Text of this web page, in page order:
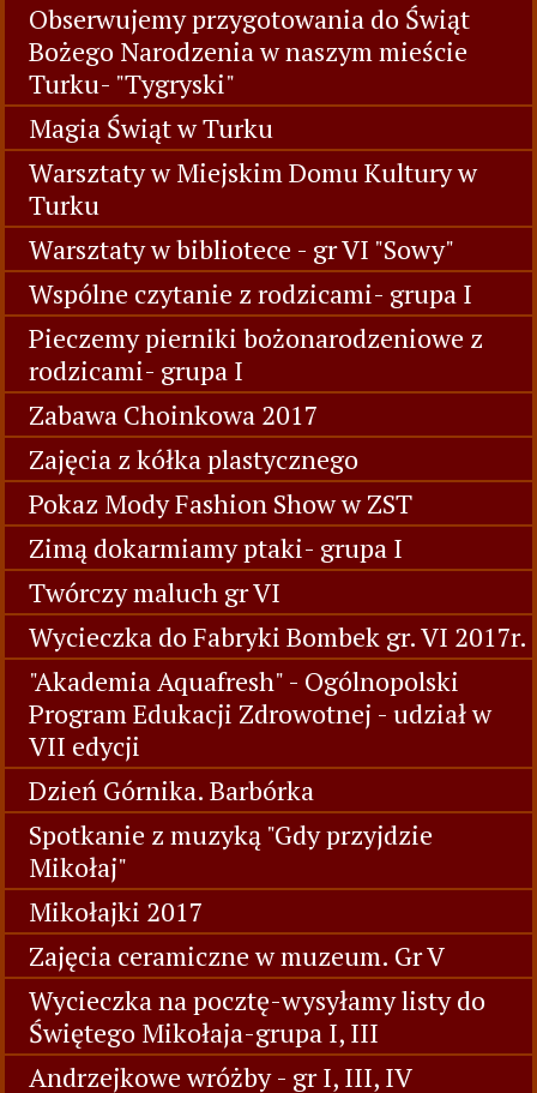
Obserwujemy przygotowania do Świąt
Bożego Narodzenia w naszym mieście
Turku- "Tygryski"
Magia Świąt w Turku
Warsztaty w Miejskim Domu Kultury w
Turku
Warsztaty w bibliotece - gr VI "Sowy"
Wspólne czytanie z rodzicami- grupa I
Pieczemy pierniki bożonarodzeniowe z
rodzicami- grupa I
Zabawa Choinkowa 2017
Zajęcia z kółka plastycznego
Pokaz Mody Fashion Show w ZST
Zimą dokarmiamy ptaki- grupa I
Twórczy maluch gr VI
Wycieczka do Fabryki Bombek gr. VI 2017r.
"Akademia Aquafresh" - Ogólnopolski
Program Edukacji Zdrowotnej - udział w
VII edycji
Dzień Górnika. Barbórka
Spotkanie z muzyką "Gdy przyjdzie
Mikołaj"
Mikołajki 2017
Zajęcia ceramiczne w muzeum. Gr V
Wycieczka na pocztę-wysyłamy listy do
Świętego Mikołaja-grupa I, III
Andrzejkowe wróżby - gr I, III, IV